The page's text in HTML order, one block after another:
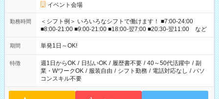
イベント会場
勤務時間
＜シフト例＞ いろいろなシフトで働けます！ ■7:00-24:00
■8:00-21:00 ■9:00-21:00 ■18:00-翌7:00 ■20:30-翌11:00 など
期間 単発1日～OK!
特徴 週1日からOK / 日払いOK / 履歴書不要 / 40～50代活躍中 / 副
業・WワークOK / 服装自由 / シフト勤務 / 電話対応なし / パソ
コンスキル不要